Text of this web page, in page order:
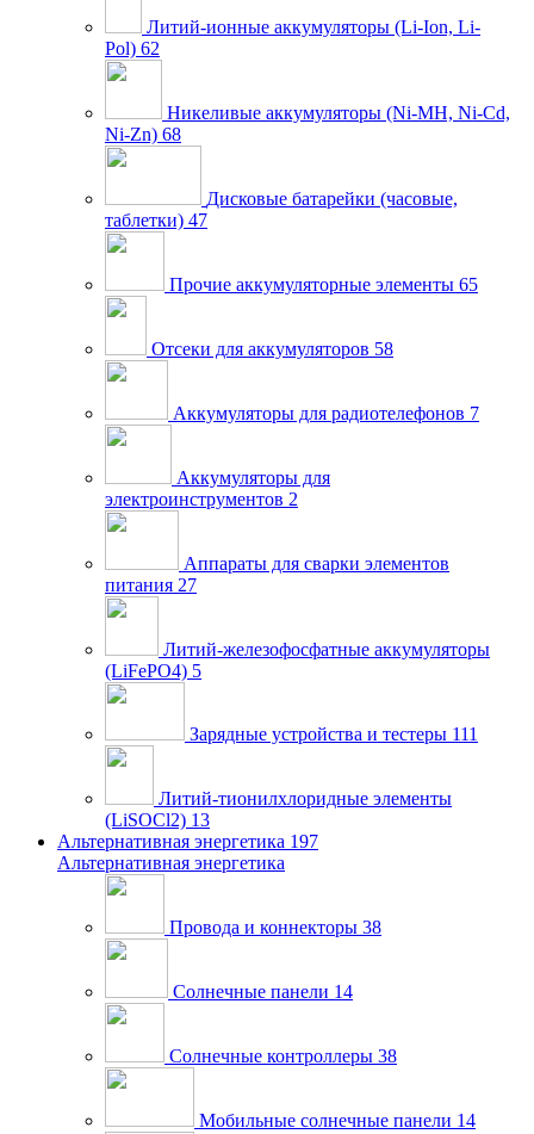
Литий-ионные аккумуляторы (Li-Ion, Li-
Pol) 62
Никеливые аккумуляторы (Ni-MH, Ni-Cd,
Ni-Zn) 68
Дисковые батарейки (часовые,
таблетки) 47
Прочие аккумуляторные элементы 65
Отсеки для аккумуляторов 58
Аккумуляторы для радиотелефонов 7
Аккумуляторы для
электроинструментов 2
Аппараты для сварки элементов
питания 27
Литий-железофосфатные аккумуляторы
(LiFePO4) 5
Зарядные устройства и тестеры 111
Литий-тионилхлоридные элементы
(LiSOCl2) 13
Альтернативная энергетика 197
Альтернативная энергетика
Провода и коннекторы 38
Солнечные панели 14
Солнечные контроллеры 38
Мобильные солнечные панели 14